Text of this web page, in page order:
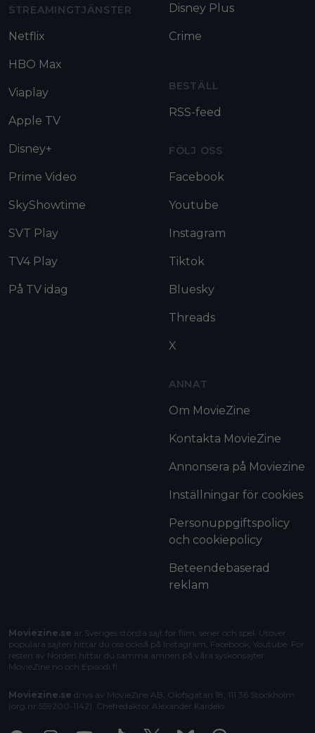
STREAMINGTJÄNSTER
Netflix
HBO Max
Viaplay
Apple TV
Disney+
Prime Video
SkyShowtime
SVT Play
TV4 Play
På TV idag
Disney Plus
Crime
BESTÄLL
RSS-feed
FÖLJ OSS
Facebook
Youtube
Instagram
Tiktok
Bluesky
Threads
X
ANNAT
Om MovieZine
Kontakta MovieZine
Annonsera på Moviezine
Inställningar för cookies
Personuppgiftspolicy
och cookiepolicy
Beteendebaserad
reklam
Moviezine.se är Sveriges största sajt för film, serier och spel. Utöver
populära sajten hittar du oss också på Instagram, Facebook, Youtube. För
resten av Norden hittar du samma ämnen på våra syskonsajter
MovieZine.no och Episodi.fi
Moviezine.se drivs av MovieZine AB, Olofsgatan 18, 111 36 Stockholm
(org.nr 559200-1142). Chefredaktör Alexander Kardelo